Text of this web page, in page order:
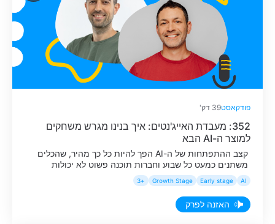
פודקאסט39 דק'
352: מעבדת האייג'נטים: איך בנינו מגרש משחקים
למוצר ה-AI הבא
קצב ההתפתחות של ה-AI הפך להיות כל כך מהיר, שהכלים
משתנים כמעט כל שבוע וחברות תוכנה פשוט לא יכולות
להרשות לעצמן לשבת על הגדר ולחכות שהשוק יתייצב. כדי
לרוץ בקצב הזה בלי לזעזע את מוצר הליבה, הקימו במאנדיי
את ה-Agent Labs, מגרש משחקים פנימי וקטן שנועד לבחון
אייג׳נטים בזמן אמת ולאפשר לחברה להישאר בחזית
AI
Early stage
Growth Stage
+3
האזנה לפרק